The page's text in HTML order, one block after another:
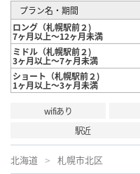
プラン名・期間
ロング（札幌駅前２)
7ヶ月以上～12ヶ月未満
ミドル（札幌駅前２)
3ヶ月以上～7ヶ月未満
ショート（札幌駅前２)
1ヶ月以上～3ヶ月未満
wifiあり
駅近
北海道 札幌市北区